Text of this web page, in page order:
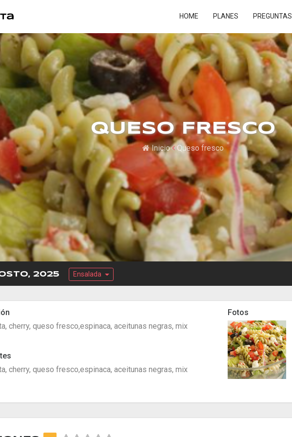
HOME PLANES PREGUNTAS
QUESO FRESCO
Inicio Queso fresco
2025 Ensalada
cherry, queso fresco,espinaca, aceitunas negras, mix
cherry, queso fresco,espinaca, aceitunas negras, mix
Fotos